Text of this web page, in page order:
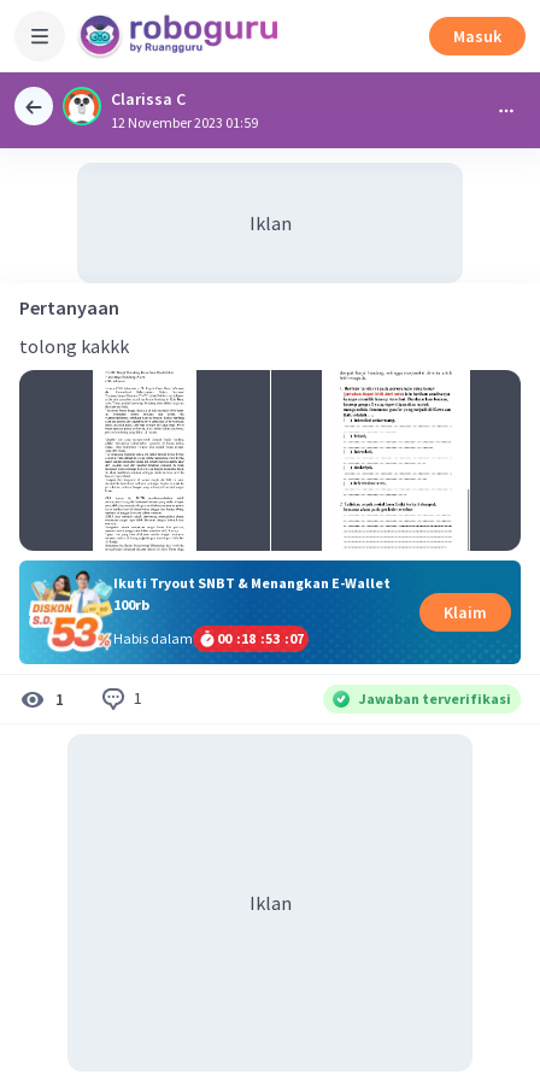
Masuk
Clarissa C
12 November 2023 01:59
Iklan
Pertanyaan
tolong kakkk
Ikuti Tryout SNBT & Menangkan E-Wallet
100rb
Habis dalam
00 :18 :53 :07
Klaim
1 1 Jawaban terverifikasi
Iklan